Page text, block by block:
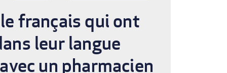
français qui ont
leur langue
un pharmacien